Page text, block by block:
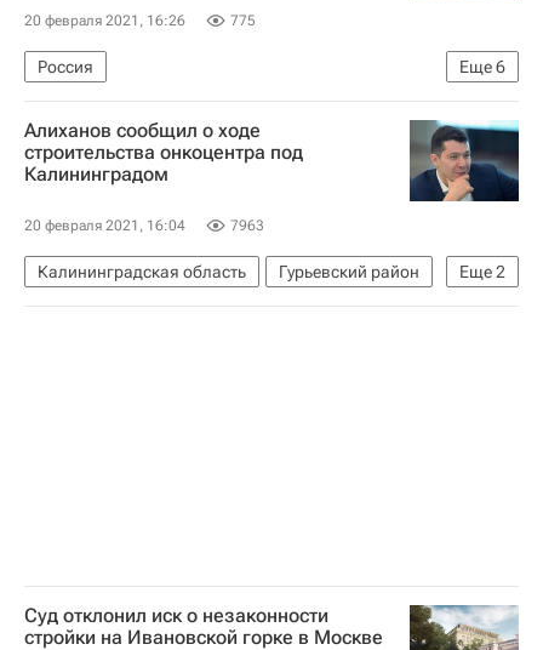
Жилье
Суды
Дольщики
Обманутые дольщики в России
Россия
20 февраля 2021, 16:26 775
Еще6
Россия
Министерство промышленности и торговли РФ (Минпромторг России)
Федеральная антимонопольная служба (ФАС России)
Марат Хуснуллин
Стройматериалы
Алиханов сообщил о ходе
строительства онкоцентра под
Калининградом
20 февраля 2021, 16:04 7963
Еще2
Калининградская область
Гурьевский район
Антон Алиханов
Больницы
Суд отклонил иск о незаконности
стройки на Ивановской горке в Москве